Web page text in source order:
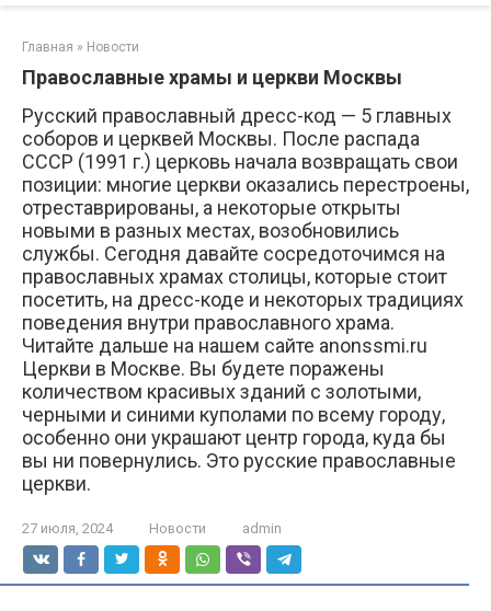
Главная » Новости
Православные храмы и церкви Москвы
Русский православный дресс-код — 5 главных
соборов и церквей Москвы. После распада
СССР (1991 г.) церковь начала возвращать свои
позиции: многие церкви оказались перестроены,
отреставрированы, а некоторые открыты
новыми в разных местах, возобновились
службы. Сегодня давайте сосредоточимся на
православных храмах столицы, которые стоит
посетить, на дресс-коде и некоторых традициях
поведения внутри православного храма.
Читайте дальше на нашем сайте anonssmi.ru
Церкви в Москве. Вы будете поражены
количеством красивых зданий с золотыми,
черными и синими куполами по всему городу,
особенно они украшают центр города, куда бы
вы ни повернулись. Это русские православные
церкви.
27 июля, 2024 Новости admin